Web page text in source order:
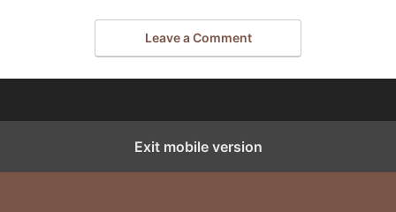
Leave a Comment
Exit mobile version